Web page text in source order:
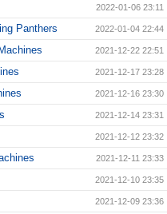
2022-01-06 23:11
Panthers 2022-01-04 22:44
2021-12-22 22:51
2021-12-17 23:28
2021-12-16 23:30
2021-12-14 23:31
2021-12-12 23:32
2021-12-11 23:33
2021-12-10 23:35
2021-12-09 23:36